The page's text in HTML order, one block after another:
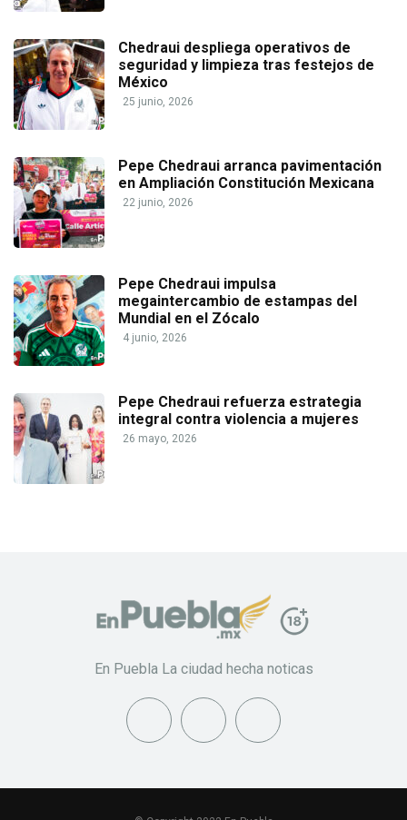
Chedraui despliega operativos de
seguridad y limpieza tras festejos de
México
25 junio, 2026
Pepe Chedraui arranca pavimentación
en Ampliación Constitución Mexicana
22 junio, 2026
Pepe Chedraui impulsa
megaintercambio de estampas del
Mundial en el Zócalo
4 junio, 2026
Pepe Chedraui refuerza estrategia
integral contra violencia a mujeres
26 mayo, 2026
En Puebla La ciudad hecha noticas